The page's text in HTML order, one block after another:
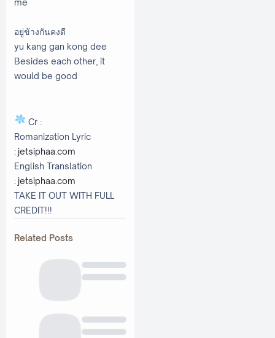
me
อยู่ข้างกันคงดี
yu kang gan kong dee
Besides each other, it
would be good
Cr :
Romanization Lyric
:jetsiphaa.com
English Translation
:jetsiphaa.com
TAKE IT OUT WITH FULL
CREDIT!!!
Related Posts